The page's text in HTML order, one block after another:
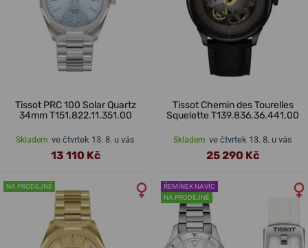
Tissot PRC 100 Solar Quartz
34mm T151.822.11.351.00
Skladem ve čtvrtek 13. 8. u vás
13 110 Kč
Tissot Chemin des Tourelles
Squelette T139.836.36.441.00
Skladem ve čtvrtek 13. 8. u vás
25 290 Kč
NA PRODEJNĚ
ŘEMÍNEK NAVÍC
NA PRODEJNĚ